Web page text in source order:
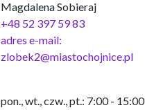
Magdalena Sobieraj
+48 52 397 59 83
adres e-mail:
zlobek2@miastochojnice.pl
pon., wt., czw., pt.: 7:00 - 15:00